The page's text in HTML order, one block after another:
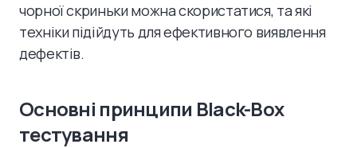
чорної скриньки можна скористатися, та які
техніки підійдуть для ефективного виявлення
дефектів.
Основні принципи Black-Box
тестування